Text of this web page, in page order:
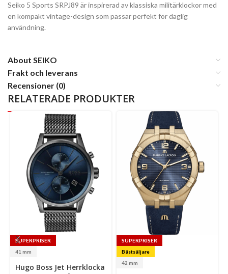
Seiko 5 Sports SRPJ89 är inspirerad av klassiska militärklockor med
en kompakt vintage-design som passar perfekt för daglig
användning.
About SEIKO
Frakt och leverans
Recensioner (0)
RELATERADE PRODUKTER
SUPERPRISER
41 mm
options
Hugo Boss Jet Herrklocka
SUPERPRISER
Bästsäljare
42 mm